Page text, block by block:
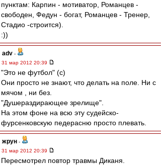
пунктам: Карпин - мотиватор, Романцев -
свободен, Федун - богат, Романцев - Тренер,
Стадио -строится).
:))
adv -
31 мар 2012 20:39
"Это не футбол" (с)
Они просто не знают, что делать на поле. Ни с
мячом , ни без.
"Душераздирающее зрелище".
На этом фоне на всю эту судейско-
фурсенковскую педерасню просто плевать.
жрун -
31 мар 2012 20:39
Пересмотрел повтор травмы Диканя.